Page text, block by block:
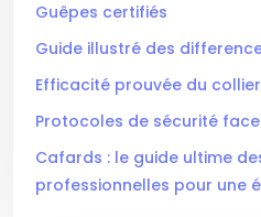
Guêpes certifiés
Guide illustré des
Efficacité prouvée du
Protocoles de sécurité
Cafards : le guide ultime
professionnelles pour une